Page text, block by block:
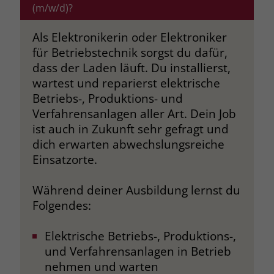
(m/w/d)?
Als Elektronikerin oder Elektroniker
für Betriebstechnik sorgst du dafür,
dass der Laden läuft. Du installierst,
wartest und reparierst elektrische
Betriebs-, Produktions- und
Verfahrensanlagen aller Art. Dein Job
ist auch in Zukunft sehr gefragt und
dich erwarten abwechslungsreiche
Einsatzorte.
Während deiner Ausbildung lernst du
Folgendes:
Elektrische Betriebs-, Produktions-,
und Verfahrensanlagen in Betrieb
nehmen und warten
Name PHPSESSID
Anbieter stiftung-liebenau.de
Laufzeit Session
Zweck
Behält die Zustände des Benutzers bei
allen Seitenanfragen bei.
Name cookie_optin
Anbieter www.stiftung-liebenau.de
Laufzeit
Zweck
Behält die Zustimmung des Benutzers
zum Cookie Opt-In
Zweck
Dadurch wird gewährleistet, dass
Aktionen, die bei späteren Besuchen
derselben Website durchgeführt
werden, mit derselben
Benutzerkennung verknüpft werden.
Name _clsk
Anbieter www.clarity.ms
Laufzeit 1 Jahr
Zweck
Microsoft Clarity setzt dieses Cookie,
zu speichern und in einer einzigen
Sitzungsaufzeichnung
zusammenzufassen.